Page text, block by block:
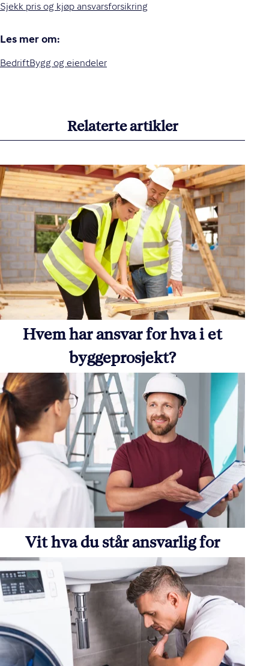
Sjekk pris og kjøp ansvarsforsikring
Les mer om:
BedriftBygg og eiendeler
Relaterte artikler
Hvem har ansvar for hva i et
byggeprosjekt?
Vit hva du står ansvarlig for